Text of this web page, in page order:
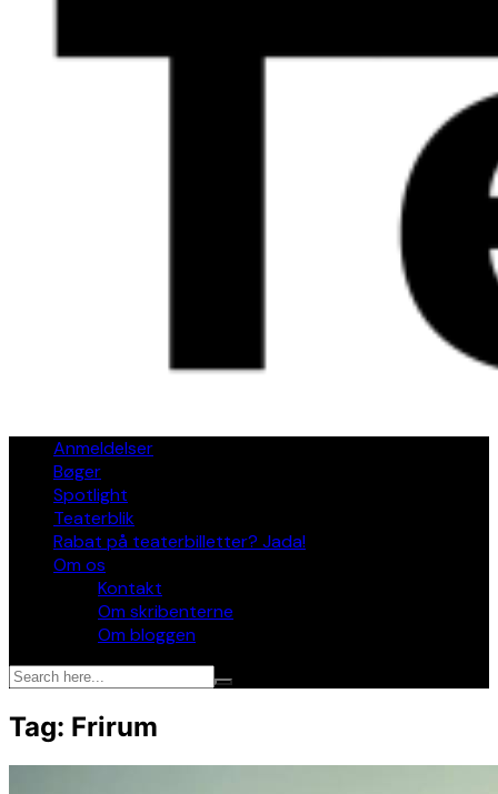
Anmeldelser
Bøger
Spotlight
Teaterblik
Rabat på teaterbilletter? Jada!
Om os
Kontakt
Om skribenterne
Om bloggen
Tag: Frirum